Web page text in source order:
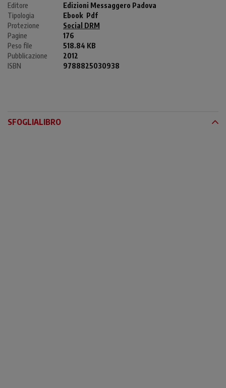
Editore
Edizioni Messaggero Padova
Tipologia
Ebook Pdf
Protezione
Social DRM
Pagine
176
Peso file
518.84 KB
Pubblicazione
2012
ISBN
9788825030938
SFOGLIALIBRO